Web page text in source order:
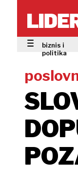
biznis i
politika